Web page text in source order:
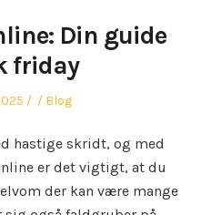
Din guide
friday
Author
Posted
Blog
hastige skridt, og med
er det vigtigt, at du
der kan være mange